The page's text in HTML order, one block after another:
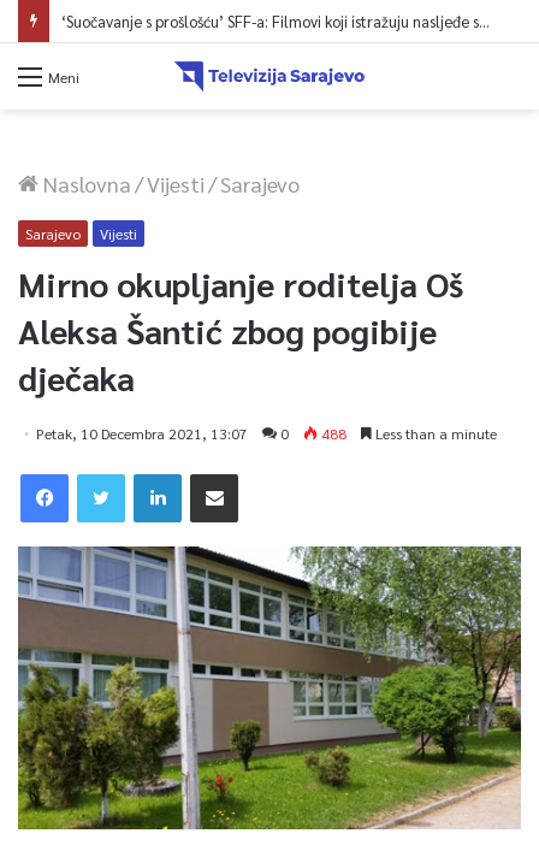
‘Suočavanje s prošlošću’ SFF-a: Filmovi koji istražuju nasljeđe sukoba i mogućnosti otpora
Meni
Naslovna/Vijesti/Sarajevo
Sarajevo Vijesti
Mirno okupljanje roditelja Oš
Aleksa Šantić zbog pogibije
dječaka
Petak, 10 Decembra 2021, 13:07 0 488 Less than a minute